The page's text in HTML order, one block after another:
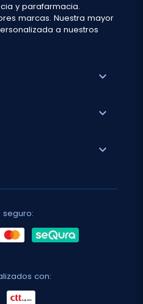
y parafarmacia.
marcas. Nuestra mayor
a nuestros
expand_more
expand_more
expand_more
seguro:
con: